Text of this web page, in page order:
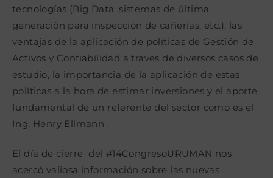
tecnologías (Big Data ,sistemas de última
generación para inspección de cañerías, etc.), las
ventajas de la aplicación de políticas de Gestión de
Activos y Confiabilidad a través de diversos casos de
estudio, la importancia de la aplicación de estas
políticas a la hora de estimar inversiones y el aporte
fundamental de un referente del sector como es el
Ing. Henry Ellmann .
El día de cierre del #14CongresoURUMAN nos
acercó valiosa información sobre las nuevas